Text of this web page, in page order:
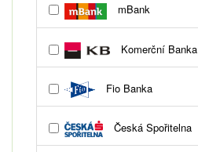
mBank
Komerční Banka
Fio Banka
Česká Spořitelna